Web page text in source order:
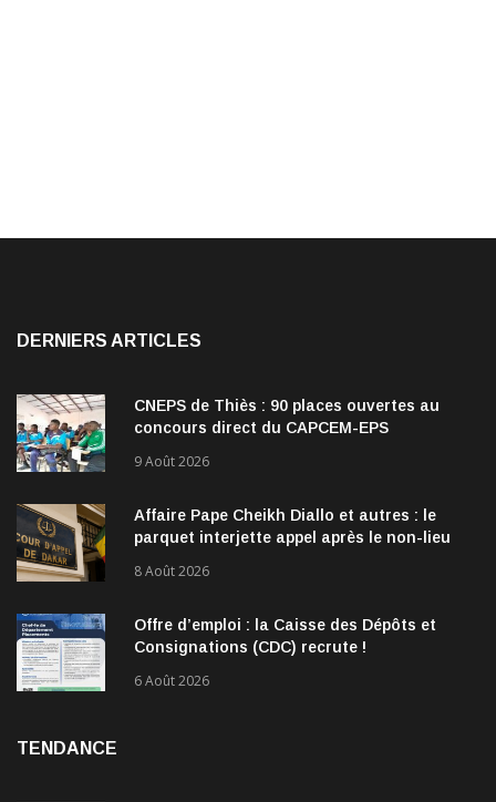
DERNIERS ARTICLES
CNEPS de Thiès : 90 places ouvertes au
concours direct du CAPCEM-EPS
9 Août 2026
Affaire Pape Cheikh Diallo et autres : le
parquet interjette appel après le non-lieu
8 Août 2026
Offre d’emploi : la Caisse des Dépôts et
Consignations (CDC) recrute !
6 Août 2026
TENDANCE